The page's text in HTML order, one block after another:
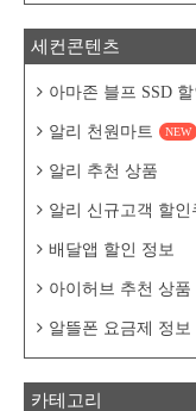
세컨콘텐츠
아마존 블프 SSD 할
알리 천원마트 NEW
알리 추천 상품
알리 신규고객 할인
배달앱 할인 정보
아이허브 추천 상품
알뜰폰 요금제 정보
카테고리